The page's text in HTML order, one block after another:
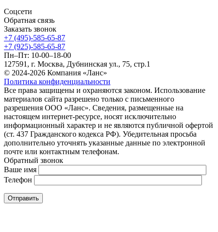
Соцсети
Обратная связь
Заказать звонок
+7 (495)-585-65-87
+7 (925)-585-65-87
Пн–Пт: 10-00–18-00
127591, г. Москва, Дубнинская ул., 75, стр.1
© 2024-2026 Компания «Ланс»
Политика конфиденциальности
Все права защищены и охраняются законом. Использование
материалов сайта разрешено только с письменного
разрешения ООО «Ланс». Сведения, размещенные на
настоящем интернет-ресурсе, носят исключительно
информационный характер и не являются публичной офертой
(ст. 437 Гражданского кодекса РФ). Убедительная просьба
дополнительно уточнять указанные данные по электронной
почте или контактным телефонам.
Обратный звонок
Ваше имя
Телефон
Отправить